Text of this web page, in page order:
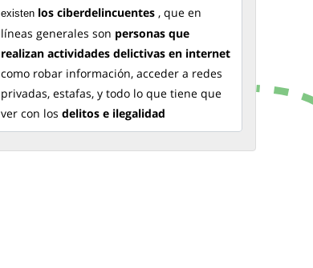
existen los ciberdelincuentes , que en
líneas generales son personas que
realizan actividades delictivas en internet
como robar información, acceder a redes
privadas, estafas, y todo lo que tiene que
ver con los delitos e ilegalidad